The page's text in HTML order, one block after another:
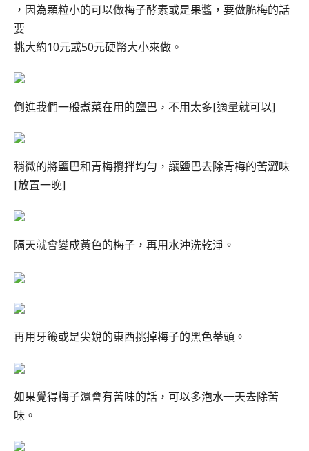
，因為顆粒小的可以做梅子酵素或是果醬，要做脆梅的話
要
挑大約10元或50元硬幣大小來做。
倒進我們一般煮菜在用的鹽巴，不用太多[適量就可以]
稍微的將鹽巴和青梅攪拌均勻，讓鹽巴去除青梅的苦澀味
[放置一晚]
隔天就會變成黃色的梅子，再用水沖洗乾淨。
再用牙籤或是尖銳的東西挑掉梅子的黑色蒂頭。
如果覺得梅子還會有苦味的話，可以多泡水一天去除苦
味。